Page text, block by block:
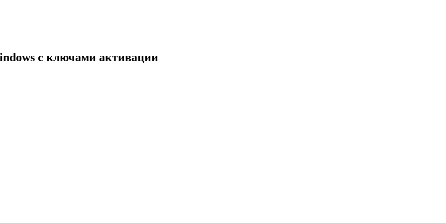
с ключами активации